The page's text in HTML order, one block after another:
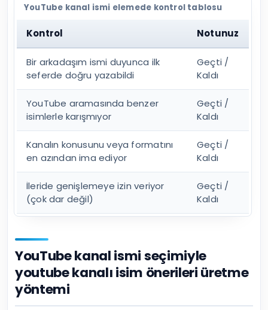
YouTube kanal ismi elemede kontrol tablosu
Kontrol Notunuz
Bir arkadaşım ismi duyunca ilk
seferde doğru yazabildi
Geçti /
Kaldı
YouTube aramasında benzer
isimlerle karışmıyor
Geçti /
Kaldı
Kanalın konusunu veya formatını
en azından ima ediyor
Geçti /
Kaldı
İleride genişlemeye izin veriyor
(çok dar değil)
Geçti /
Kaldı
YouTube kanal ismi seçimiyle
youtube kanalı isim önerileri üretme
yöntemi